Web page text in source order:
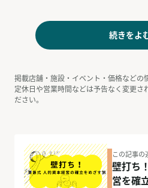
続きをよ
掲載店舗・施設・イベント・価格などの
定休日や営業時間などは予告なく変更さ
ださい。
この記事の
壁打ち
営を確